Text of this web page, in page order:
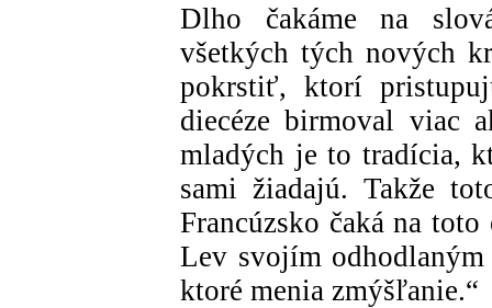
Dlho čakáme na
všetkých tých nových
pokrstiť, ktorí
diecéze birmoval viac
mladých je to tradícia,
sami žiadajú. Takže
Francúzsko čaká na
Lev svojím
ktoré menia zmýšľanie.“